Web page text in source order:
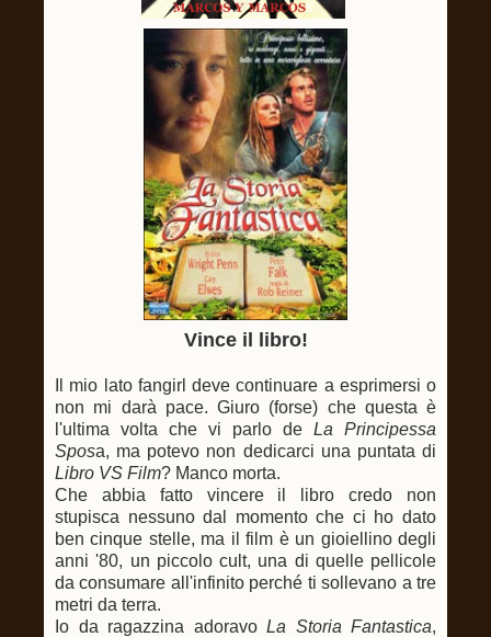
Vince il libro!
Il mio lato fangirl deve continuare a esprimersi o
non mi darà pace. Giuro (forse) che questa è
l'ultima volta che vi parlo de La Principessa
Sposa, ma potevo non dedicarci una puntata di
Libro VS Film? Manco morta.
Che abbia fatto vincere il libro credo non
stupisca nessuno dal momento che ci ho dato
ben cinque stelle, ma il film è un gioiellino degli
anni '80, un piccolo cult, una di quelle pellicole
da consumare all'infinito perché ti sollevano a tre
metri da terra.
Io da ragazzina adoravo La Storia Fantastica,